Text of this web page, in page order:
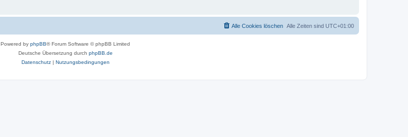
Alle Zeiten sind UTC+01:00
Alle Cookies löschen
Powered by phpBB® Forum Software © phpBB Limited
Deutsche Übersetzung durch phpBB.de
Datenschutz| Nutzungsbedingungen